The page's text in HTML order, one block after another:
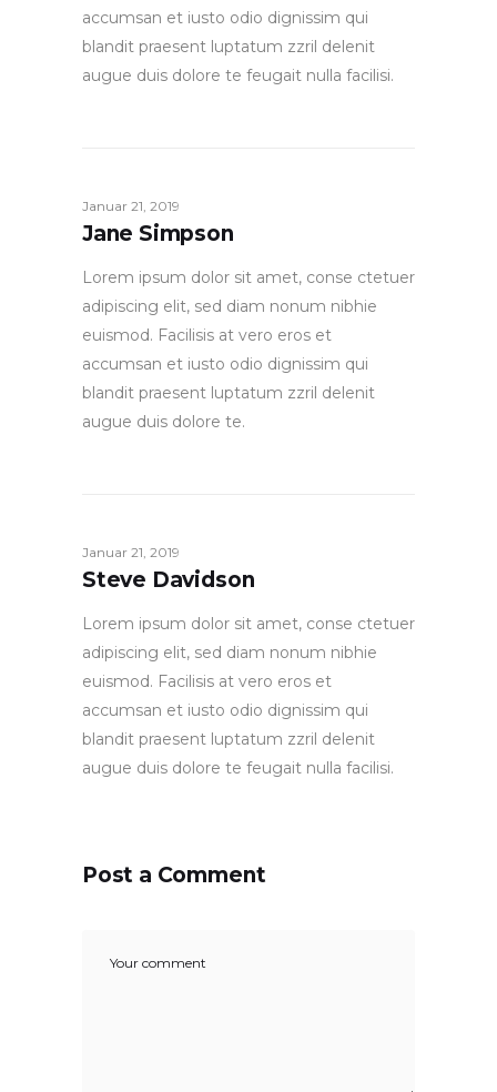
accumsan et iusto odio dignissim qui
blandit praesent luptatum zzril delenit
augue duis dolore te feugait nulla facilisi.
Januar 21, 2019
Jane Simpson
Lorem ipsum dolor sit amet, conse ctetuer
adipiscing elit, sed diam nonum nibhie
euismod. Facilisis at vero eros et
accumsan et iusto odio dignissim qui
blandit praesent luptatum zzril delenit
augue duis dolore te.
Januar 21, 2019
Steve Davidson
Lorem ipsum dolor sit amet, conse ctetuer
adipiscing elit, sed diam nonum nibhie
euismod. Facilisis at vero eros et
accumsan et iusto odio dignissim qui
blandit praesent luptatum zzril delenit
augue duis dolore te feugait nulla facilisi.
Post a Comment